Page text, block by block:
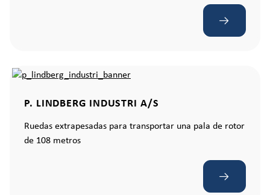
P. LINDBERG INDUSTRI A/S
Ruedas extrapesadas para transportar una pala de rotor
de 108 metros